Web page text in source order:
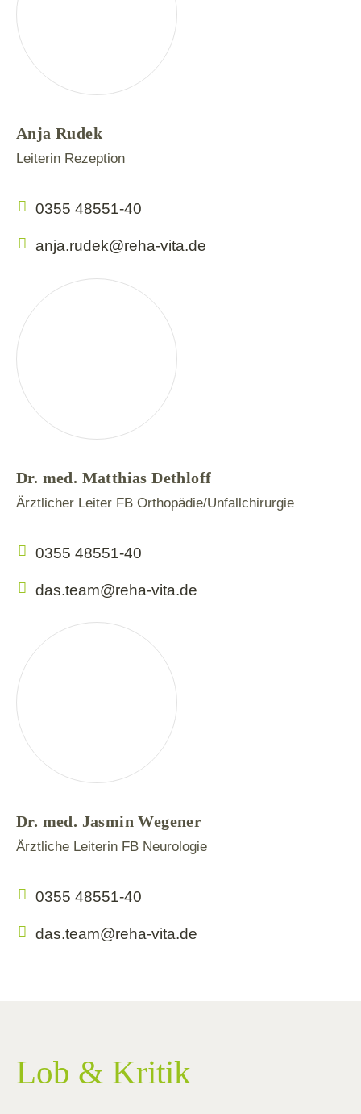
Anja Rudek
Leiterin Rezeption
0355 48551-40
anja.rudek@reha-vita.de
Dr. med. Matthias Dethloff
Ärztlicher Leiter FB Orthopädie/Unfallchirurgie
0355 48551-40
das.team@reha-vita.de
Dr. med. Jasmin Wegener
Ärztliche Leiterin FB Neurologie
0355 48551-40
das.team@reha-vita.de
Lob & Kritik